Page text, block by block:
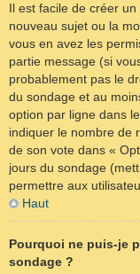
Il est facile de créer
nouveau sujet ou la
vous en avez les
partie message (si
probablement pas le
du sondage et au
option par ligne dans
indiquer le nombre de
de son vote dans «
jours du sondage
permettre aux
Haut
Pourquoi ne puis-je
sondage ?